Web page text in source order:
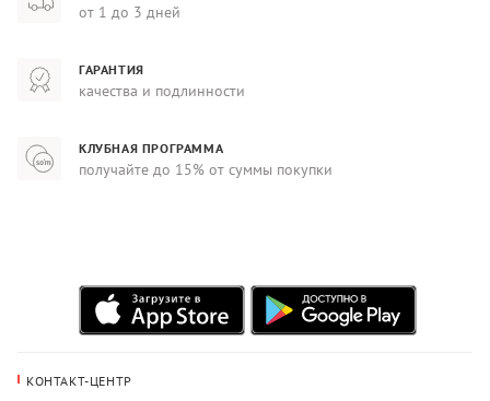
от 1 до 3 дней
ГАРАНТИЯ
качества и подлинности
КЛУБНАЯ ПРОГРАММА
получайте до 15% от суммы покупки
КОНТАКТ-ЦЕНТР